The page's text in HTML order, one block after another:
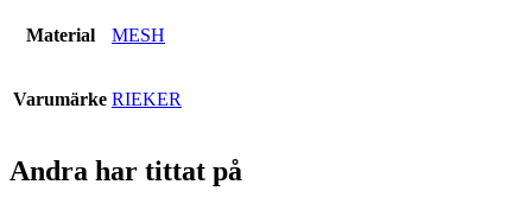
Material MESH
Varumärke RIEKER
Andra har tittat på